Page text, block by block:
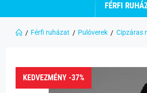
FÉRFI
Férfi ruházat Pulóverek Cipzáras
KEDVEZMÉNY -37%